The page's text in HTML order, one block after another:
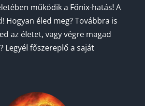
működik a Főnix-hatás! A
Hogyan éled meg? Továbbra is
az életet, vagy végre magad
Legyél főszereplő a saját